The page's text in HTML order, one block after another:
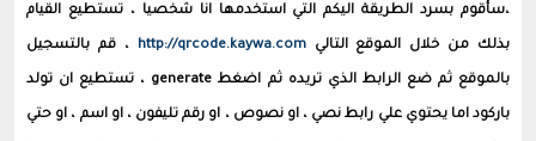
،سأقوم بسرد الطريقة اليكم التي استخدمها انا شخصيا ، تستطيع القيام
بذلك من خلال الموقع التاليhttp://qrcode.kaywa.com ، قم بالتسجيل
بالموقع ثم ضع الرابط الذي تريده ثم اضغط generate ، تستطيع ان تولد
باركود اما يحتوي علي رابط نصي ، او نصوص ، او رقم تليفون ، او اسم ، او حتي